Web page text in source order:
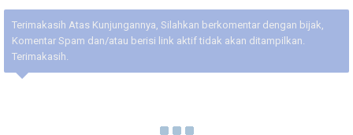
Terimakasih Atas Kunjungannya, Silahkan berkomentar dengan bijak,
Komentar Spam dan/atau berisi link aktif tidak akan ditampilkan.
Terimakasih.